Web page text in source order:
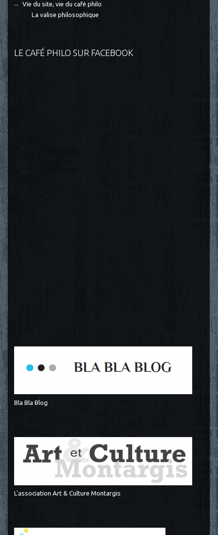
Vie du site, vie du café philo
La valise philosophique
LE CAFÉ PHILO SUR FACEBOOK
Bla Bla Blog
L'association Art & Culture Montargis